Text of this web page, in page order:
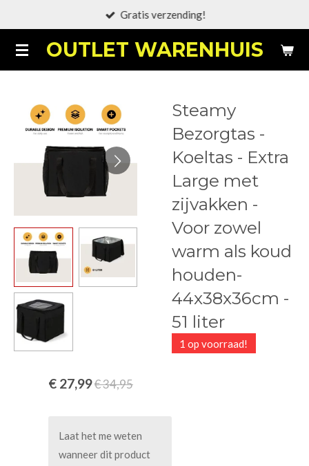
naar
de
OUTLET WARENHUIS
Gratis verzending!
Steamy
Bezorgtas -
Koeltas - Extra
Large met
zijvakken -
Voor zowel
warm als koud
houden-
44x38x36cm -
51 liter
1 op voorraad!
€ 27,99€ 34,95
Laat het me weten
wanneer dit product